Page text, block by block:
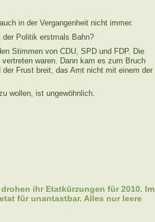
in der Vergangenheit nicht immer.
der Politik erstmals Bahn?
Stimmen von CDU, SPD und FDP. Die
waren. Dann kam es zum Bruch
Frust breit, das Amt nicht mit einem der
wollen, ist ungewöhnlich.
ihr Etatkürzungen für 2010. Im
für unantastbar. Alles nur leere